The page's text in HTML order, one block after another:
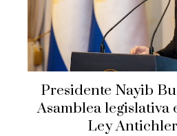
Presidente Nayib
Asamblea legislativa
Ley